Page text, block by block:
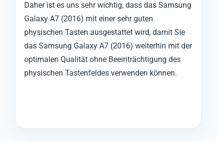
Daher ist es uns sehr wichtig, dass das Samsung
Galaxy A7 (2016) mit einer sehr guten
physischen Tasten ausgestattet wird, damit Sie
das Samsung Galaxy A7 (2016) weiterhin mit der
optimalen Qualität ohne Beeinträchtigung des
physischen Tastenfeldes verwenden können.